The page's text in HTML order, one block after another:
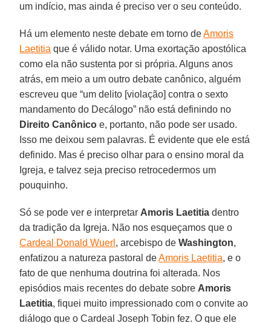
um indício, mas ainda é preciso ver o seu conteúdo.
Há um elemento neste debate em torno deAmoris
Laetitia que é válido notar. Uma exortação apostólica
como ela não sustenta por si própria. Alguns anos
atrás, em meio a um outro debate canônico, alguém
escreveu que “um delito [violação] contra o sexto
mandamento do Decálogo” não está definindo no
Direito Canônico e, portanto, não pode ser usado.
Isso me deixou sem palavras. É evidente que ele está
definido. Mas é preciso olhar para o ensino moral da
Igreja, e talvez seja preciso retrocedermos um
pouquinho.
Só se pode ver e interpretar Amoris Laetitia dentro
da tradição da Igreja. Não nos esqueçamos que o
Cardeal Donald Wuerl , arcebispo deWashington,
enfatizou a natureza pastoral deAmoris Laetitia, e o
fato de que nenhuma doutrina foi alterada. Nos
episódios mais recentes do debate sobre Amoris
Laetitia, fiquei muito impressionado com o convite ao
diálogo que o Cardeal Joseph Tobin fez. O que ele